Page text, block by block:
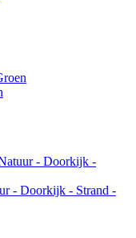
- Doorkijk - Strand -